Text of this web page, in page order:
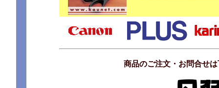
商品のご注文・お問合せ